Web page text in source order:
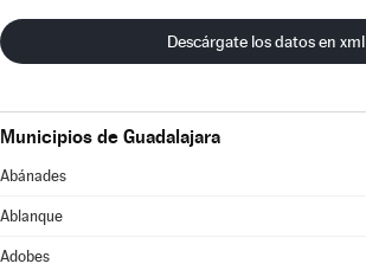
Descárgate los datos en xml
Municipios de Guadalajara
Abánades
Ablanque
Adobes